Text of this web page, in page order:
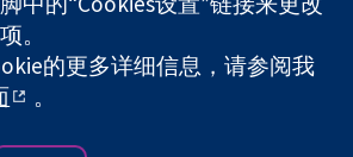
is a charity (no. 1045921) and a
(no. 03044323) registered in
registration number GB 718 2127 49.
协作网
责声明|隐私权
。
的更多详细信息，请参阅我
。